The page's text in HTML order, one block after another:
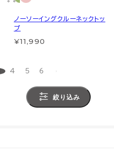
ノーソーイングクルーネックトッ
プ
¥11,990
4 5 6
絞り込み